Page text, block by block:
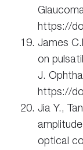
https://
James
on
J.
https://
Jia Y.,
optical